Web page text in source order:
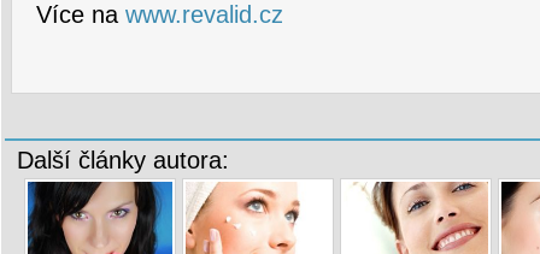
Více na www.revalid.cz
Další články autora: